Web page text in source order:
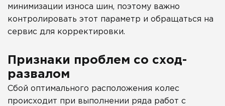
минимизации износа шин, поэтому важно
контролировать этот параметр и обращаться на
сервис для корректировки.
Признаки проблем со сход-
развалом
Сбой оптимального расположения колес
происходит при выполнении ряда работ с